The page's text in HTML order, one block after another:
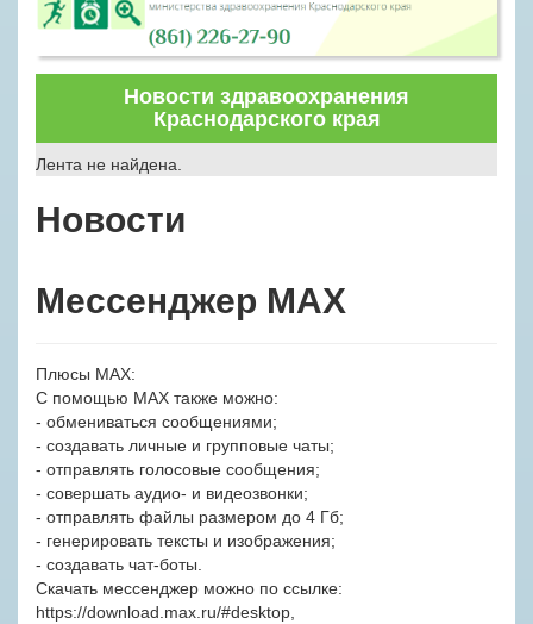
Новости здравоохранения
Краснодарского края
Лента не найдена.
Новости
Мессенджер MAX
Плюсы MAX:
С помощью MAX также можно:
- обмениваться сообщениями;
- создавать личные и групповые чаты;
- отправлять голосовые сообщения;
- совершать аудио- и видеозвонки;
- отправлять файлы размером до 4 Гб;
- генерировать тексты и изображения;
- создавать чат-боты.
Скачать мессенджер можно по ссылке:
https://download.max.ru/#desktop